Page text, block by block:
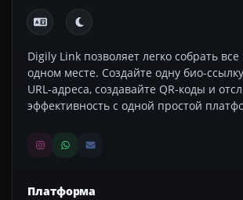
Digily Link позволяет легко собрать
одном месте. Создайте одну био-
URL-адреса, создавайте QR-коды и
эффективность с одной простой
Платформа